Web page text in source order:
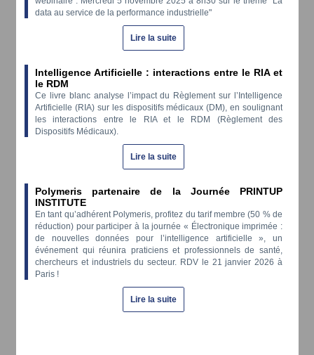
data au service de la performance industrielle"
Lire la suite
Intelligence Artificielle : interactions entre le RIA et
le RDM
Ce livre blanc analyse l’impact du Règlement sur l’Intelligence
Artificielle (RIA) sur les dispositifs médicaux (DM), en soulignant
les interactions entre le RIA et le RDM (Règlement des
Dispositifs Médicaux).
Lire la suite
Polymeris partenaire de la Journée PRINTUP
INSTITUTE
En tant qu’adhérent Polymeris, profitez du tarif membre (50 % de
réduction) pour participer à la journée « Électronique imprimée :
de nouvelles données pour l’intelligence artificielle », un
événement qui réunira praticiens et professionnels de santé,
chercheurs et industriels du secteur. RDV le 21 janvier 2026 à
Paris !
Lire la suite